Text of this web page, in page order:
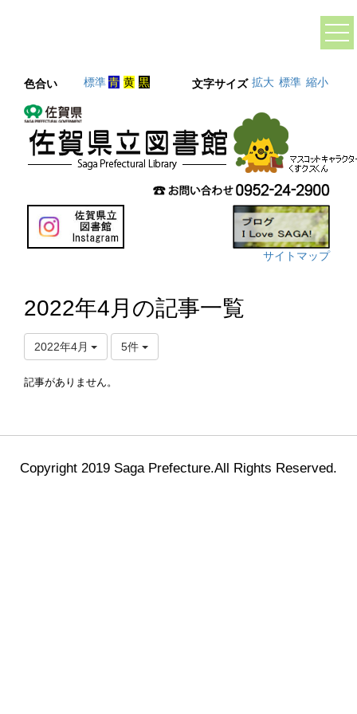
色合い 標準青 黄 黒 文字サイズ 拡大 標準 縮小
サイトマップ
2022年4月の記事一覧
2022年4月 5件
記事がありません。
Copyright 2019 Saga Prefecture.All Rights Reserved.